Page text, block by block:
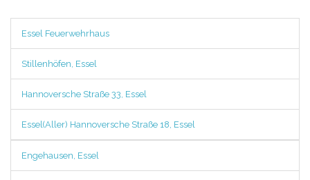
Essel Feuerwehrhaus
Stillenhöfen, Essel
Hannoversche Straße 33, Essel
Essel(Aller) Hannoversche Straße 18, Essel
Engehausen, Essel